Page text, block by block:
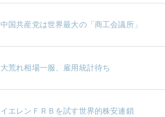
中国共産党は世界最大の「商工会議所」
大荒れ相場一服、雇用統計待ち
イエレンＦＲＢを試す世界的株安連鎖